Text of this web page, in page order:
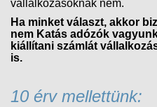
vállalkozásoknak nem.
Ha minket választ, akkor
nem Katás adózók
kiállítani számlát
is.
10 érv mellettünk: